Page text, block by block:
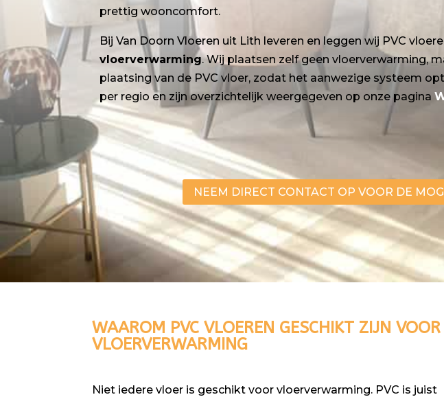
prettig wooncomfort.
Bij Van Doorn Vloeren uit Lith leveren en leggen wij PVC
vloerverwarming. Wij plaatsen zelf geen vloerverwarming,
plaatsing van de PVC vloer, zodat het aanwezige systeem
per regio en zijn overzichtelijk weergegeven op onze pagina
NEEM DIRECT CONTACT OP VOOR DE
WAAROM PVC VLOEREN GESCHIKT ZIJN VOOR
VLOERVERWARMING
Niet iedere vloer is geschikt voor vloerverwarming. PVC is juist